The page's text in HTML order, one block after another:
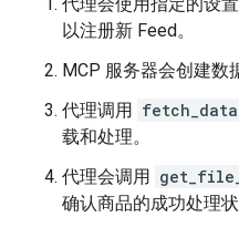
以注册新 Feed。
MCP 服务器会创建数
代理调用
载和处理。
代理会调用
确认商品的成功处理状